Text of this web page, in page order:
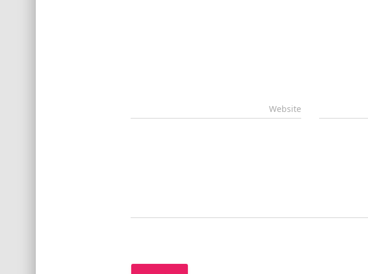
Website